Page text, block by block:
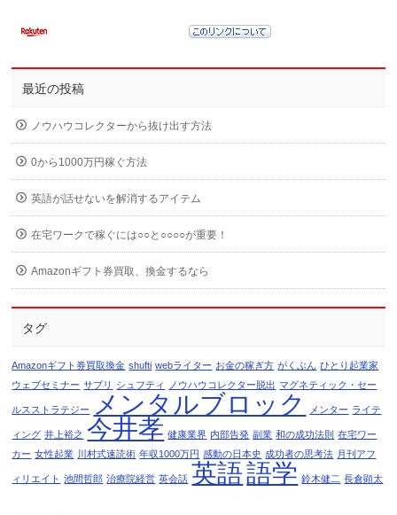
最近の投稿
ノウハウコレクターから抜け出す方法
0から1000万円稼ぐ方法
英語が話せないを解消するアイテム
在宅ワークで稼ぐには○○と○○○○が重要！
Amazonギフト券買取、換金するなら
タグ
Amazonギフト券買取換金 shufti webライター お金の稼ぎ方 がくぶん ひとり起業家
ウェブセミナー サプリ シュフティ ノウハウコレクター脱出 マグネティック・セー
ルスストラテジー メンタルブロック メンター ライテ
ィング 井上裕之 今井孝 健康業界 内部告発 副業 和の成功法則 在宅ワー
カー 女性起業 川村式速読術 年収1000万円 感動の日本史 成功者の思考法 月刊アフ
ィリエイト 池間哲郎 治療院経営 英会話 英語語学 鈴木健二 長倉顕太